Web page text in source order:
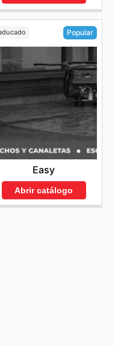
Popular
Easy
Abrir catálogo